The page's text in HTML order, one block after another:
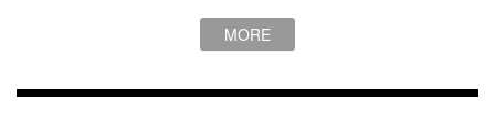
MORE